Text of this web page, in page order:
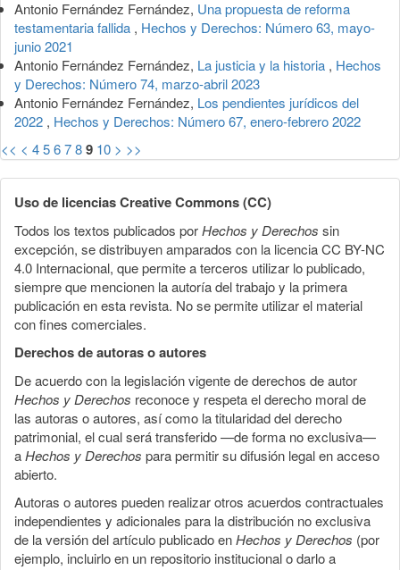
Antonio Fernández Fernández, Una propuesta de reforma
testamentaria fallida , Hechos y Derechos: Número 63, mayo-
junio 2021
Antonio Fernández Fernández, La justicia y la historia , Hechos
y Derechos: Número 74, marzo-abril 2023
Antonio Fernández Fernández, Los pendientes jurídicos del
2022 , Hechos y Derechos: Número 67, enero-febrero 2022
<< < 456789 10 > >>
Uso de licencias Creative Commons (CC)
Todos los textos publicados porHechos y Derechos sin
excepción, se distribuyen amparados con la licencia CC BY-NC
4.0 Internacional, que permite a terceros utilizar lo publicado,
siempre que mencionen la autoría del trabajo y la primera
publicación en esta revista. No se permite utilizar el material
con fines comerciales.
Derechos de autoras o autores
De acuerdo con la legislación vigente de derechos de autor
Hechos y Derechos reconoce y respeta el derecho moral de
las autoras o autores, así como la titularidad del derecho
patrimonial, el cual será transferido —de forma no exclusiva—
aHechos y Derechos para permitir su difusión legal en acceso
abierto.
Autoras o autores pueden realizar otros acuerdos contractuales
independientes y adicionales para la distribución no exclusiva
de la versión del artículo publicado enHechos y Derechos (por
ejemplo, incluirlo en un repositorio institucional o darlo a